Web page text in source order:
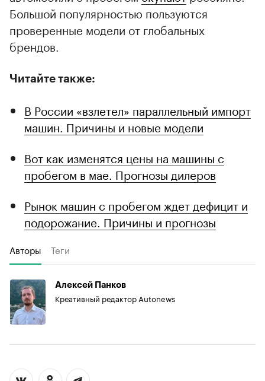
Большой популярностью пользуются
проверенные модели от глобальных
брендов.
Читайте также:
В России «взлетел» параллельный импорт
машин. Причины и новые модели
Вот как изменятся цены на машины с
пробегом в мае. Прогнозы дилеров
Рынок машин с пробегом ждет дефицит и
подорожание. Причины и прогнозы
Авторы Теги
Алексей Панков
Креативный редактор Autonews